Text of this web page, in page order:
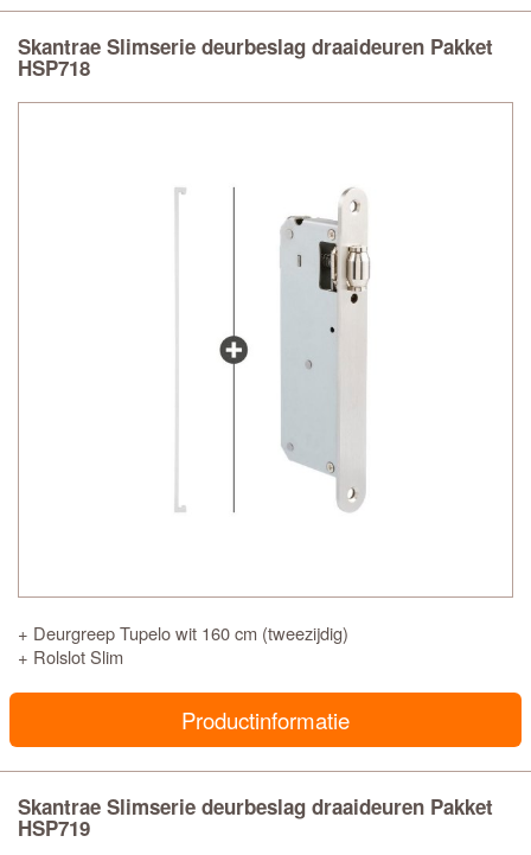
Skantrae Slimserie deurbeslag draaideuren Pakket
HSP718
+ Deurgreep Tupelo wit 160 cm (tweezijdig)
+ Rolslot Slim
Productinformatie
Skantrae Slimserie deurbeslag draaideuren Pakket
HSP719